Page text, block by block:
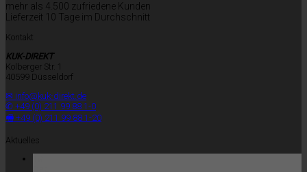
mehr als 4.500 zufriedene Kunden
Lieferzeit 10 Tage im Durchschnitt
Kontakt
KUK-DIREKT
Kolberger Str. 1
40599 Düsseldorf
✉ info@kuk-direkt.de
✆ +49 (0) 211 99 88 1-0
🖷 +49 (0) 211 99 88 1-20
Aktuelles